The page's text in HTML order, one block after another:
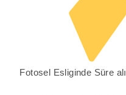
Fotosel Esliginde Süre